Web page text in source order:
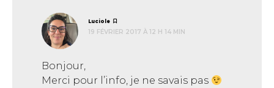
Luciole
19 FÉVRIER 2017 À 12 H 14 MIN
Bonjour,
Merci pour l’info, je ne savais pas